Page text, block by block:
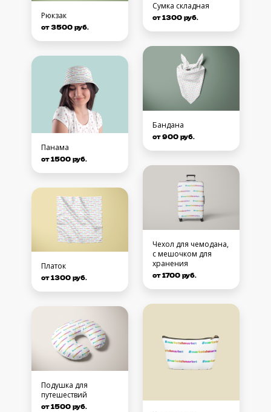
Рюкзак
от 3500 руб.
Панама
от 1500 руб.
Платок
от 1300 руб.
Подушка для
путешествий
от 1500 руб.
Сумка складная
от 1300 руб.
Бандана
от 900 руб.
Чехол для чемодана,
с мешочком для
хранения
от 1700 руб.